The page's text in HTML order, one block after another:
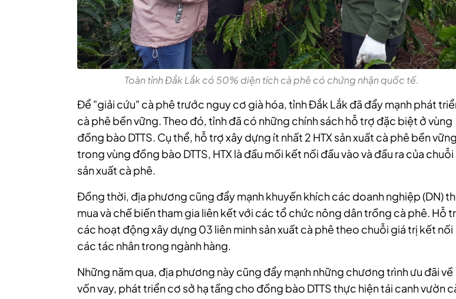
Toàn tỉnh Đắk Lắk có 50% diện tích cà phê có chứng nhận quốc tế.
Để "giải cứu" cà phê trước nguy cơ già hóa, tỉnhĐắk Lắk đã đẩy mạnh phát
cà phê bền vững. Theo đó, tỉnh đã có những chính sách hỗ trợ đặc biệt ở vùng
đồng bào DTTS. Cụ thể, hỗ trợ xây dựng ít nhất 2 HTX sản xuất cà phê bền vững
trong vùng đồng bào DTTS, HTX là đầu mối kết nối đầu vào và đầu ra của chuỗi
sản xuất cà phê.
Đồng thời, địa phương cũng đẩy mạnh khuyến khích các doanh nghiệp (DN)
mua và chế biến tham gia liên kết với các tổ chức nông dân trồng cà phê. Hỗ
các hoạt động xây dựng 03 liên minh sản xuất cà phê theo chuỗi giá trị kết nối
các tác nhân trong ngành hàng.
Những năm qua, địa phương này cũng đẩy mạnh những chương trình ưu đãi về
vốn vay, phát triển cơ sở hạ tầng cho đồng bào DTTS thực hiện tái canh vườn